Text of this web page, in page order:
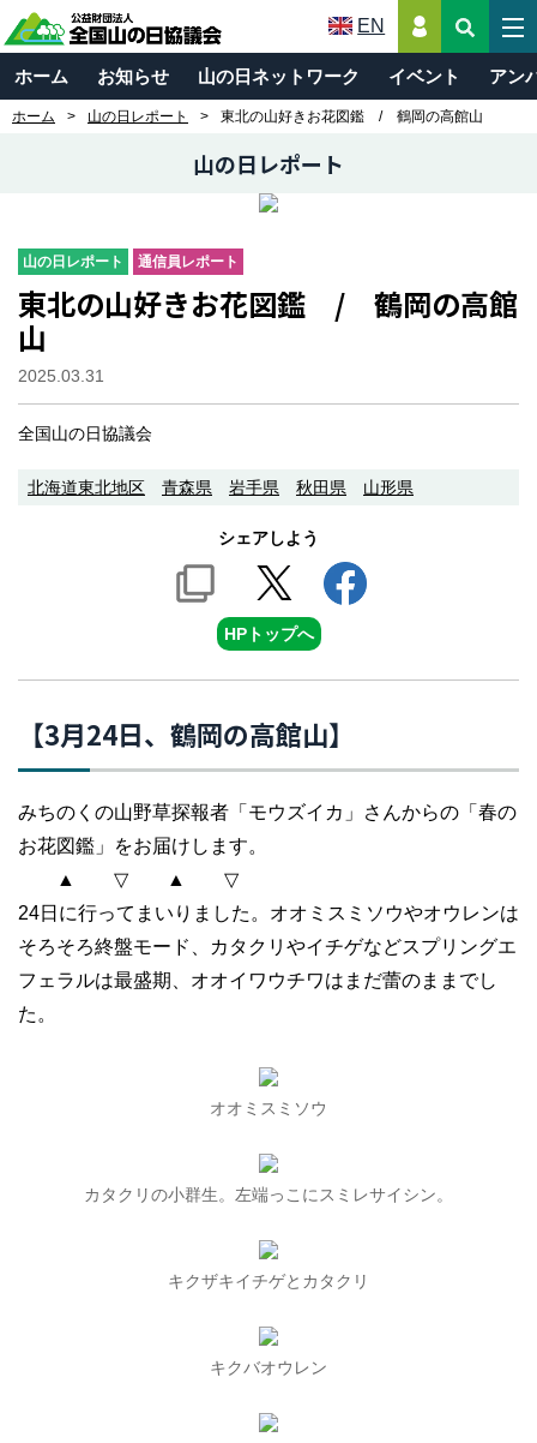
EN
ホーム お知らせ 山の日ネットワーク イベント アン
ホーム 山の日レポート 東北の山好きお花図鑑 / 鶴岡の高館山
山の日レポート
山の日レポート 通信員レポート
東北の山好きお花図鑑 / 鶴岡の高館
山
2025.03.31
全国山の日協議会
北海道東北地区 青森県 岩手県 秋田県 山形県
シェアしよう
HPトップへ
【3月24日、鶴岡の高館山】
みちのくの山野草探報者「モウズイカ」さんからの「春の
お花図鑑」をお届けします。
▲ ▽ ▲ ▽
24日に行ってまいりました。オオミスミソウやオウレンは
そろそろ終盤モード、カタクリやイチゲなどスプリングエ
フェラルは最盛期、オオイワウチワはまだ蕾のままでし
た。
オオミスミソウ
カタクリの小群生。左端っこにスミレサイシン。
キクザキイチゲとカタクリ
キクバオウレン